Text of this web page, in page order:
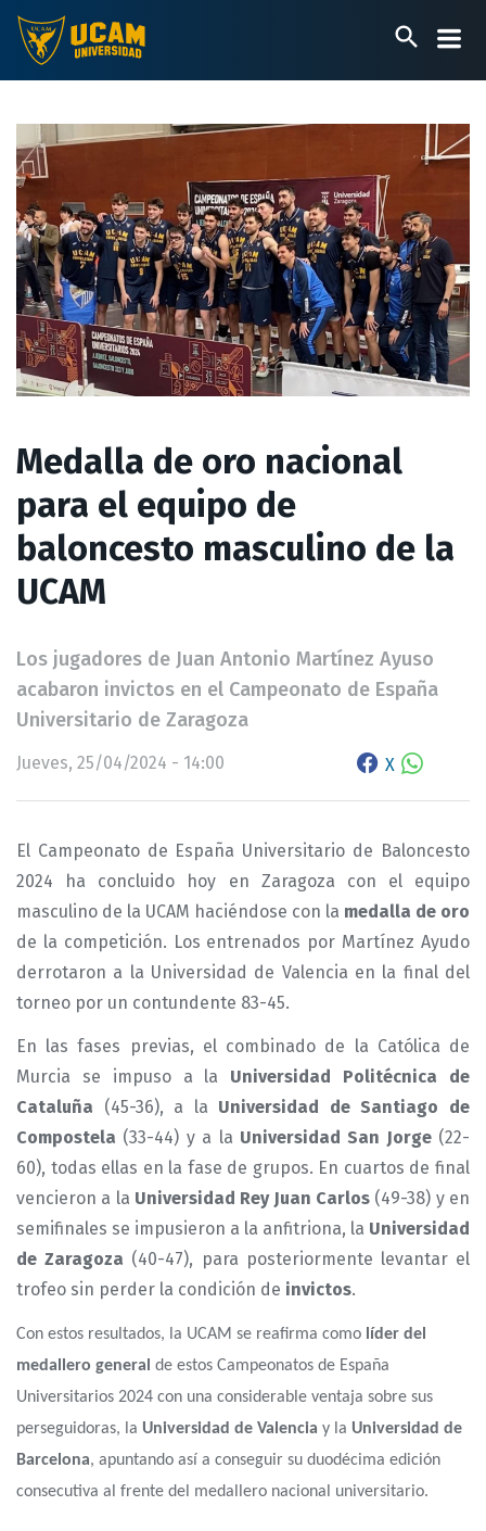
Pasar
contenido
principal
Medalla de oro nacional
para el equipo de
baloncesto masculino de la
UCAM
Los jugadores de Juan Antonio Martínez Ayuso
acabaron invictos en el Campeonato de España
Universitario de Zaragoza
Jueves, 25/04/2024 - 14:00 X
El Campeonato de España Universitario de Baloncesto
2024 ha concluido hoy en Zaragoza con el equipo
masculino de la UCAM haciéndose con la medalla de oro
de la competición. Los entrenados por Martínez Ayudo
derrotaron a la Universidad de Valencia en la final del
torneo por un contundente 83-45.
En las fases previas, el combinado de la Católica de
Murcia se impuso a la Universidad Politécnica de
Cataluña (45-36), a la Universidad de Santiago de
Compostela (33-44) y a la Universidad San Jorge(22-
60), todas ellas en la fase de grupos. En cuartos de final
vencieron a la Universidad Rey Juan Carlos (49-38) y en
semifinales se impusieron a la anfitriona, la Universidad
de Zaragoza (40-47), para posteriormente levantar el
trofeo sin perder la condición de invictos.
Con estos resultados, la UCAM se reafirma como líder del
medallero general de estos Campeonatos de España
Universitarios 2024 con una considerable ventaja sobre sus
perseguidoras, la Universidad de Valencia y la Universidad de
Barcelona, apuntando así a conseguir su duodécima edición
consecutiva al frente del medallero nacional universitario.